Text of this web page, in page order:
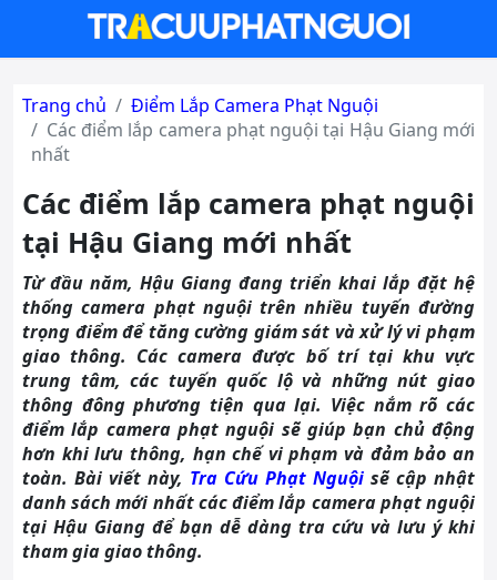
Trang chủ
Điểm Lắp Camera Phạt Nguội
Các điểm lắp camera phạt nguội tại Hậu Giang mới
nhất
Các điểm lắp camera phạt nguội
tại Hậu Giang mới nhất
Từ đầu năm, Hậu Giang đang triển khai lắp đặt hệ
thống camera phạt nguội trên nhiều tuyến đường
trọng điểm để tăng cường giám sát và xử lý vi phạm
giao thông. Các camera được bố trí tại khu vực
trung tâm, các tuyến quốc lộ và những nút giao
thông đông phương tiện qua lại. Việc nắm rõ các
điểm lắp camera phạt nguội sẽ giúp bạn chủ động
hơn khi lưu thông, hạn chế vi phạm và đảm bảo an
toàn. Bài viết này, Tra Cứu Phạt Nguội sẽ cập nhật
danh sách mới nhất các điểm lắp camera phạt nguội
tại Hậu Giang để bạn dễ dàng tra cứu và lưu ý khi
tham gia giao thông.